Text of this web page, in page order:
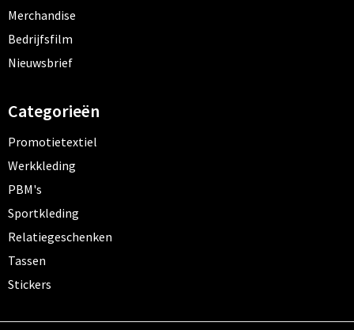
Merchandise
Bedrijfsfilm
Nieuwsbrief
Categorieën
Promotietextiel
Werkkleding
PBM's
Sportkleding
Relatiegeschenken
Tassen
Stickers